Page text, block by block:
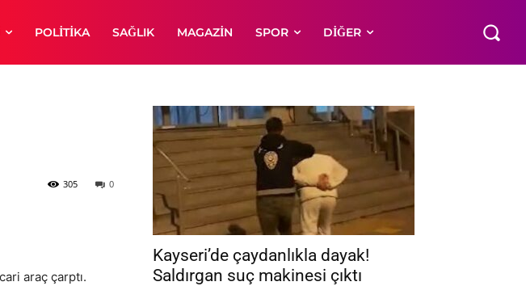
POLITIKA SAĞLIK MAGAZIN SPOR DIĞER
0
305
araç çarptı.
Kayseri’de çaydanlıkla dayak!
Saldırgan suç makinesi çıktı